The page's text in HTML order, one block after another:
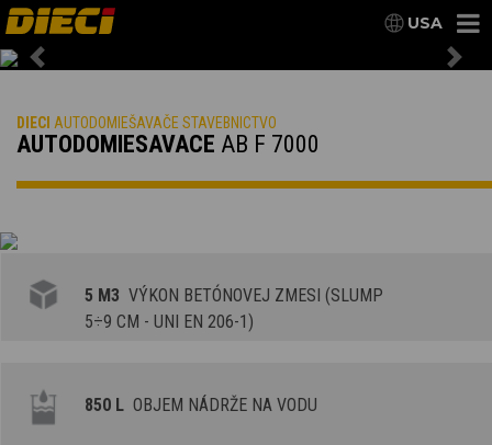
USA
Previous
DIECI AUTODOMIEŠAVAČE STAVEBNICTVO
AUTODOMIESAVACE AB F 7000
5 M3 VÝKON BETÓNOVEJ ZMESI (SLUMP
5÷9 CM - UNI EN 206-1)
850 L OBJEM NÁDRŽE NA VODU